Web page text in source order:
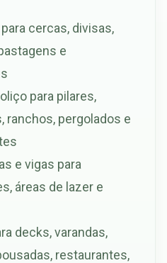
cercas, divisas,
e
para pilares,
ranchos, pergolados e
e vigas para
áreas de lazer e
decks, varandas,
restaurantes,